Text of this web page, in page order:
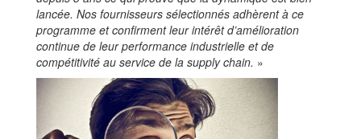
lancée. Nos fournisseurs sélectionnés adhèrent à ce
programme et confirment leur intérêt d’amélioration
continue de leur performance industrielle et de
compétitivité au service de la supply chain. »